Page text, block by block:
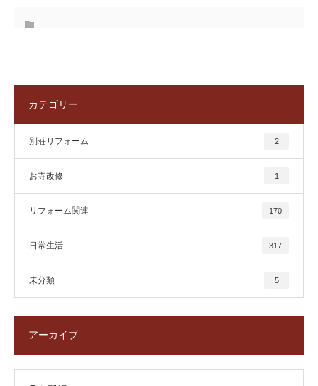
カテゴリー
別荘リフォーム 2
お寺改修 1
リフォーム関連 170
日常生活 317
未分類 5
アーカイブ